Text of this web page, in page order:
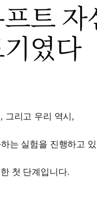
트 자
였다
그리고 우리 역시,
는 실험을 진행하고
첫 단계입니다.